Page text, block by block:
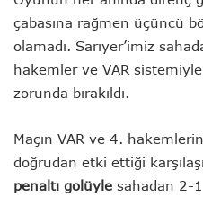
çabasına rağmen üçüncü
olamadı. Sarıyer’imiz
hakemler ve VAR
zorunda bırakıldı.
Maçın VAR ve 4.
doğrudan etki ettiği
penaltı golüyle sahadan 2-1